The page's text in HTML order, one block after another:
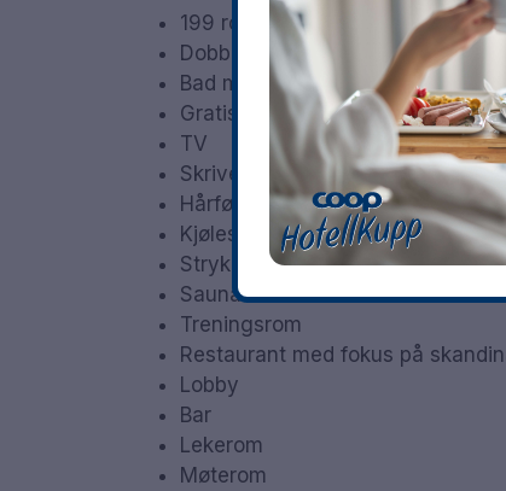
199 rom
Dobbeltrom
Bad med dusj
Gratis WiFi
TV
Skrivebord
Hårføner
Kjøleskap
Strykejern/strykebrett på
Sauna
Treningsrom
Restaurant med fokus på
Lobby
Bar
Lekerom
Møterom